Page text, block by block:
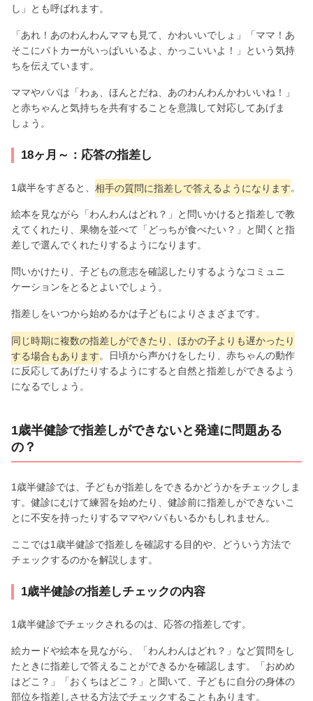
し」とも呼ばれます。
「あれ！あのわんわんママも見て、かわいいでしょ」「ママ！あ
そこにパトカーがいっぱいいるよ、かっこいいよ！」という気持
ちを伝えています。
ママやパパは「わぁ、ほんとだね、あのわんわんかわいいね！」
と赤ちゃんと気持ちを共有することを意識して対応してあげま
しょう。
18ヶ月～：応答の指差し
1歳半をすぎると、 相手の質問に指差しで答えるようになります。
絵本を見ながら「わんわんはどれ？」と問いかけると指差しで教
えてくれたり、果物を並べて「どっちが食べたい？」と聞くと指
差しで選んでくれたりするようになります。
問いかけたり、子どもの意志を確認したりするようなコミュニ
ケーションをとるとよいでしょう。
指差しをいつから始めるかは子どもによりさまざまです。
同じ時期に複数の指差しができたり、ほかの子よりも遅かったり
する場合もあります。日頃から声かけをしたり、赤ちゃんの動作
に反応してあげたりするようにすると自然と指差しができるよう
になるでしょう。
1歳半健診で指差しができないと発達に問題ある
の？
1歳半健診では、子どもが指差しをできるかどうかをチェックしま
す。健診にむけて練習を始めたり、健診前に指差しができないこ
とに不安を持ったりするママやパパもいるかもしれません。
ここでは1歳半健診で指差しを確認する目的や、どういう方法で
チェックするのかを解説します。
1歳半健診の指差しチェックの内容
1歳半健診でチェックされるのは、応答の指差しです。
絵カードや絵本を見ながら、「わんわんはどれ？」など質問をし
たときに指差しで答えることができるかを確認します。「おめめ
はどこ？」「おくちはどこ？」と聞いて、子どもに自分の身体の
部位を指差しさせる方法でチェックすることもあります。